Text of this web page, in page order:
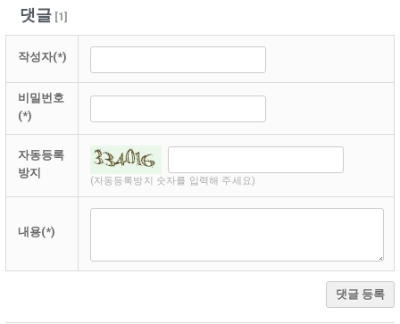
댓글[1]
작성자(*)
비밀번호
(*)
자동등록
방지
(자동등록방지 숫자를 입력해 주세요)
내용(*)
댓글 등록